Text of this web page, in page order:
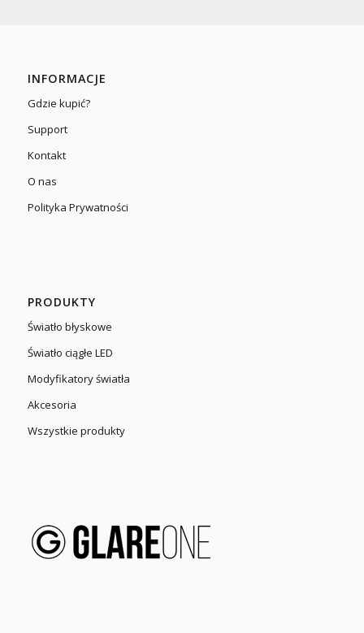
INFORMACJE
Gdzie kupić?
Support
Kontakt
O nas
Polityka Prywatności
PRODUKTY
Światło błyskowe
Światło ciągłe LED
Modyfikatory światła
Akcesoria
Wszystkie produkty